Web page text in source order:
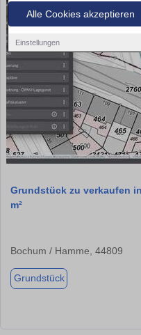
Alle Cookies akzeptieren
Einstellungen
Grundstück zu verkaufen
m²
Bochum / Hamme, 44809
Grundstück